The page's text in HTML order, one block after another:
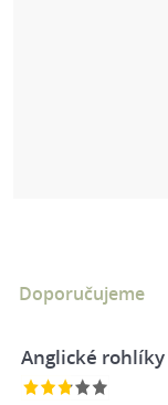
Doporučujeme
Anglické rohlíky